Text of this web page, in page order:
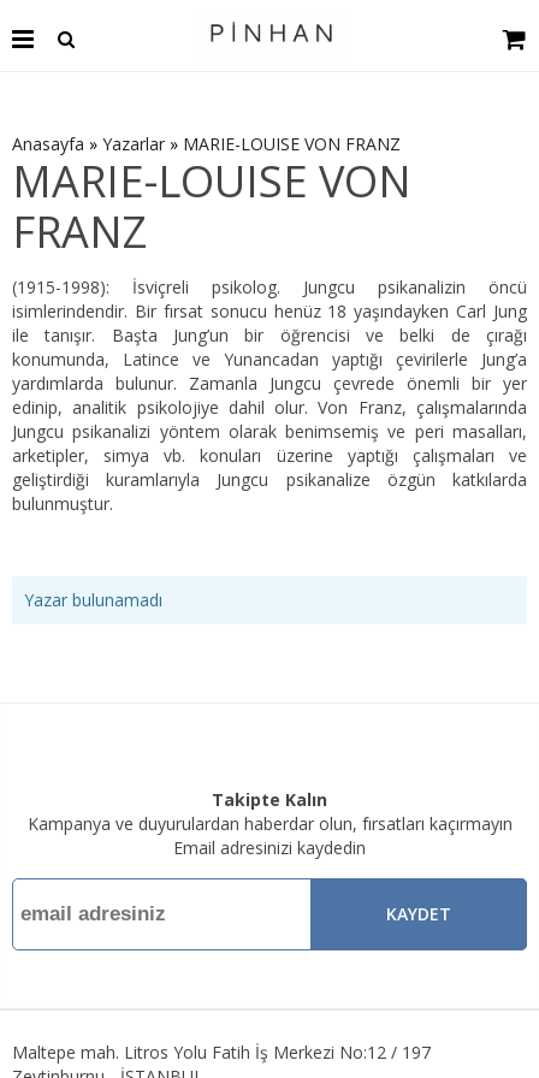
Anasayfa » Yazarlar » MARIE-LOUISE VON FRANZ
MARIE-LOUISE VON
FRANZ
(1915-1998): İsviçreli psikolog. Jungcu psikanalizin öncü
isimlerindendir. Bir fırsat sonucu henüz 18 yaşındayken Carl Jung
ile tanışır. Başta Jung’un bir öğrencisi ve belki de çırağı
konumunda, Latince ve Yunancadan yaptığı çevirilerle Jung’a
yardımlarda bulunur. Zamanla Jungcu çevrede önemli bir yer
edinip, analitik psikolojiye dahil olur. Von Franz, çalışmalarında
Jungcu psikanalizi yöntem olarak benimsemiş ve peri masalları,
arketipler, simya vb. konuları üzerine yaptığı çalışmaları ve
geliştirdiği kuramlarıyla Jungcu psikanalize özgün katkılarda
bulunmuştur.
Yazar bulunamadı
Takipte Kalın
Kampanya ve duyurulardan haberdar olun, fırsatları kaçırmayın
Email adresinizi kaydedin
KAYDET
Maltepe mah. Litros Yolu Fatih İş Merkezi No:12 / 197